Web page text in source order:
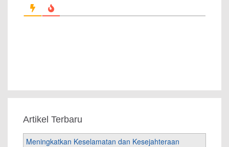
Artikel Terbaru
Meningkatkan Keselamatan dan Kesejahteraan